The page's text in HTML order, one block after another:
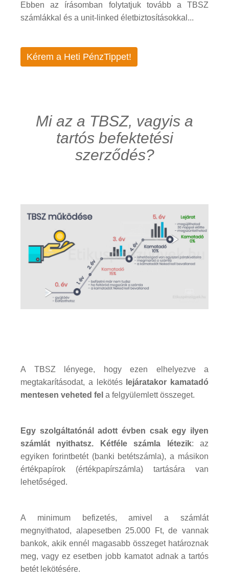
Ebben az írásomban folytatjuk tovább a TBSZ
számlákkal és a unit-linked életbiztosításokkal...
Kérem a Heti PénzTippet!
Mi az a TBSZ, vagyis a
tartós befektetési
szerződés?
A TBSZ lényege, hogy ezen elhelyezve a
megtakarításodat, a lekötés lejáratakor kamatadó
mentesen veheted fel a felgyülemlett összeget.
Egy szolgáltatónál adott évben csak egy ilyen
számlát nyithatsz. Kétféle számla létezik: az
egyiken forintbetét (banki betétszámla), a másikon
értékpapírok (értékpapírszámla) tartására van
lehetőséged.
A minimum befizetés, amivel a számlát
megnyithatod, alapesetben 25.000 Ft, de vannak
bankok, akik ennél magasabb összeget határoznak
meg, vagy ez esetben jobb kamatot adnak a tartós
betét lekötésére.